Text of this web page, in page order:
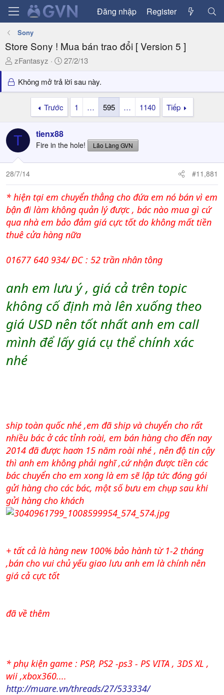
Đăng nhập Register
Sony
Store Sony ! Mua bán trao đổi [ Version 5 ]
T
r
e
t
a
r
e
r
zFantasyz
N
à
y
27/2/13
Không mở trả lời sau này.
Trước 1 … 595 … 1140 Tiếp
T tienx88
Fire in the hole! Lão Làng GVN
28/7/14 #11,881
* hiện tại em chuyển thẳng cho đứa em nó bán vì em
bận đi làm không quản lý được , bác nào mua gì cứ
qua nhà em bảo đảm giá cực tốt do không mất tiền
thuê cửa hàng nữa
01677 640 934/ ĐC : 52 trần nhân tông
anh em lưu ý , giá cả trên topic
không cố định mà lên xuống theo
giá USD nên tốt nhất anh em call
mình để lấy giá cụ thể chính xác
nhé
ship toàn quốc nhé ,em đã ship và chuyển cho rất
nhiều bác ở các tỉnh roài, em bán hàng cho đến nay
2014 đã được haơn 15 năm roài nhé , nên độ tin cậy
thì anh em không phải nghĩ ,cứ nhận được tiền các
bác chuyển cho em xong là em sẽ lập tức đóng gói
gửi hàng cho các bác, một số bưu em chụp sau khi
gửi hàng cho khách
+ tất cả là hàng new 100% bảo hành từ 1-2 tháng
,bán cho vui chủ yếu giao lưu anh em là chính nên
giá cả cực tốt
đã về thêm
* phụ kiện game : PSP, PS2 -ps3 - PS VITA , 3DS XL ,
wii ,xbox360....
http://muare.vn/threads/27/533334/